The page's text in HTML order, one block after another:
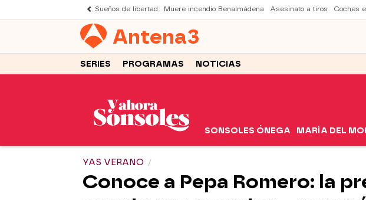
Sueños de libertad Muere incendio Benalmádena Asesinato a tiros Coches
Antena3
SERIES PROGRAMAS NOTICIAS
SONSOLES ÓNEGA MARÍA DEL
YAS VERANO
Conoce a Pepa Romero: la